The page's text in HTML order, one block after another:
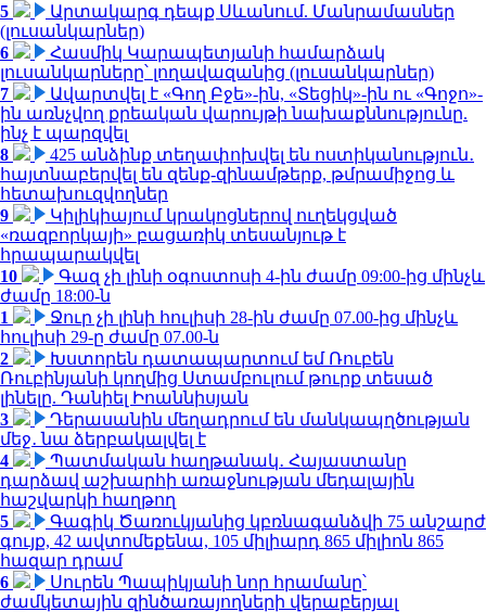
5
Արտակարգ դեպք Սևանում. Մանրամասներ
(լուսանկարներ)
6
Հասմիկ Կարապետյանի համարձակ
լուսանկարները՝ լողավազանից (լուսանկարներ)
7
Ավարտվել է «Գող Բջե»-ին, «Տեցիկ»-ին ու «Գոջո»-
ին առնչվող քրեական վարույթի նախաքննությունը.
ինչ է պարզվել
8
425 անձինք տեղափոխվել են ոստիկանություն․
հայտնաբերվել են զենք-զինամթերք, թմրամիջոց և
հետախուզվողներ
9
Կիլիկիայում կրակոցներով ուղեկցված
«ռազբորկայի» բացառիկ տեսանյութ է
հրապարակվել
10
Գազ չի լինի օգոստոսի 4-ին ժամը 09:00-ից մինչև
ժամը 18:00-ն
1
Ջուր չի լինի հուլիսի 28-ին ժամը 07.00-ից մինչև
հուլիսի 29-ը ժամը 07.00-ն
2
Խստորեն դատապարտում եմ Ռուբեն
Ռուբինյանի կողմից Ստամբուլում թուրք տեսած
լինելը. Դանիել Իոաննիսյան
3
Դերասանին մեղադրում են մանկապղծության
մեջ․ նա ձերբակալվել է
4
Պատմական հաղթանակ․ Հայաստանը
դարձավ աշխարհի առաջնության մեդալային
հաշվարկի հաղթող
5
Գագիկ Ծառուկյանից կբռնագանձվի 75 անշարժ
գույք, 42 ավտոմեքենա, 105 միլիարդ 865 միլիոն 865
հազար դրամ
6
Սուրեն Պապիկյանի նոր հրամանը՝
ժամկետային զինծառայողների վերաբերյալ